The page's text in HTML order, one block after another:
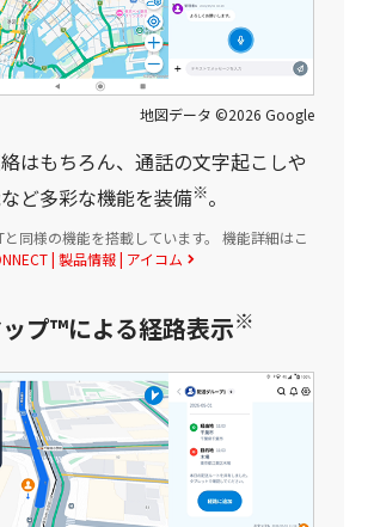
地図データ ©2026 Google
はもちろん、通話の文字起こしや
ど多彩な機能を装備※。
と同様の機能を搭載しています。
機能詳細はこ
| 製品情報 | アイコム
プ™による経路表示※